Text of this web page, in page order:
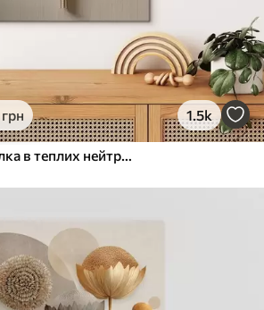
грн 1.5k
Рельєфні кола та гілка в теплих нейтральних тонах